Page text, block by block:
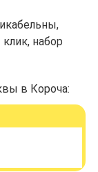
набор
в Короча: